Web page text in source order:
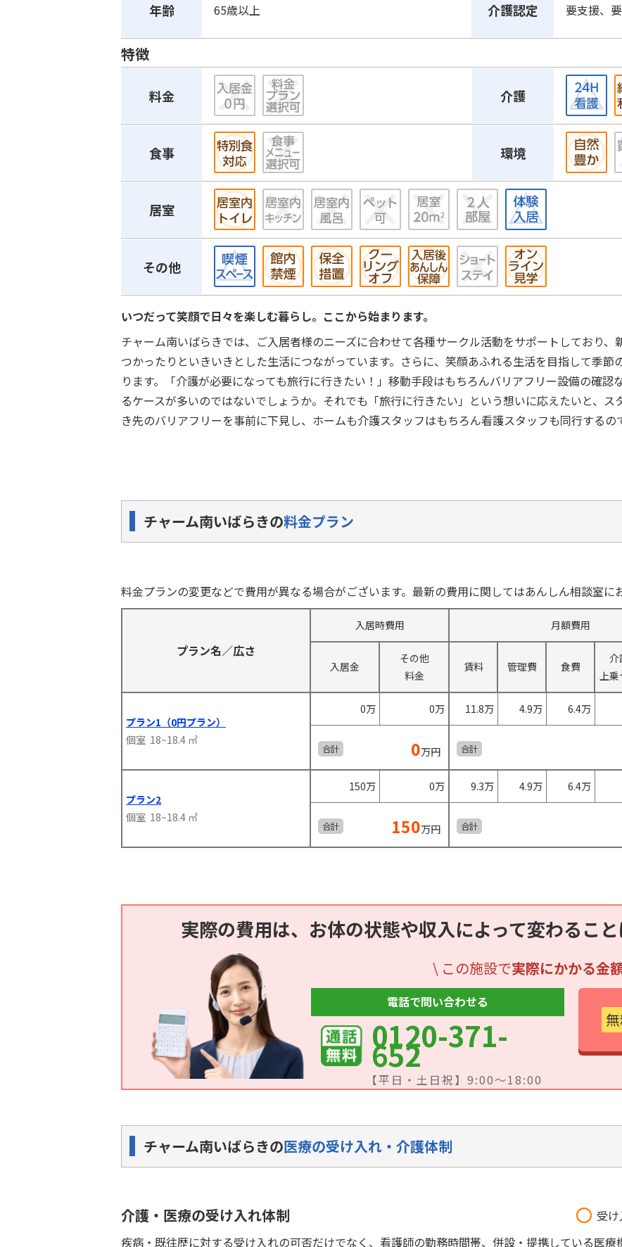
年齢 65歳以上 介護認定 要支援、
特徴
料金 介護
食事 環境
居室
その他
いつだって笑顔で日々を楽しむ暮らし。ここから始まります。
チャーム南いばらきでは、ご入居者様のニーズに合わせて各種サークル活動をサポートしており
つかったりといきいきとした生活につながっています。さらに、笑顔あふれる生活を目指して季
ります。「介護が必要になっても旅行に行きたい！」移動手段はもちろんバリアフリー設備の確認
るケースが多いのではないでしょうか。それでも「旅行に行きたい」という想いに応えたいと、
き先のバリアフリーを事前に下見し、ホームも介護スタッフはもちろん看護スタッフも同行するの
チャーム南いばらきの料金プラン
料金プランの変更などで費用が異なる場合がございます。最新の費用に関してはあんしん相談室に
プラン名／広さ
入居時費用
月額費用
入居金
その他
料金
賃料 管理費 食費
介
上乗
プラン1（0円プラン）
個室 18~18.4 ㎡
0万 0万 11.8万 4.9万 6.4万
合計 0万円 合計
プラン2
個室 18~18.4 ㎡
150万 0万 9.3万 4.9万 6.4万
合計 150万円 合計
実際の費用は、お体の状態や収入によって変わるこ
\ この施設で実際にかかる金
電話で問い合わせる
0120-371-
652
【平日・土日祝】9:00～18:00
チャーム南いばらきの医療の受け入れ・介護体制
介護・医療の受け入れ体制 受
疾病・既往歴に対する受け入れの可否だけでなく、看護師の勤務時間帯、併設・提携している医